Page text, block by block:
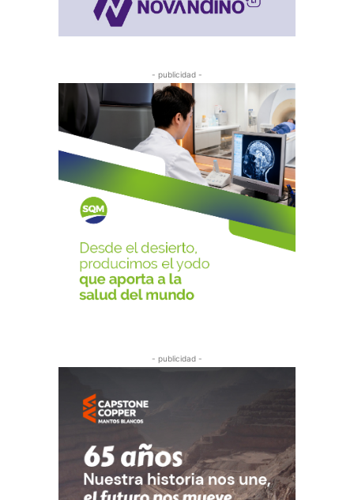
- publicidad -
- publicidad -